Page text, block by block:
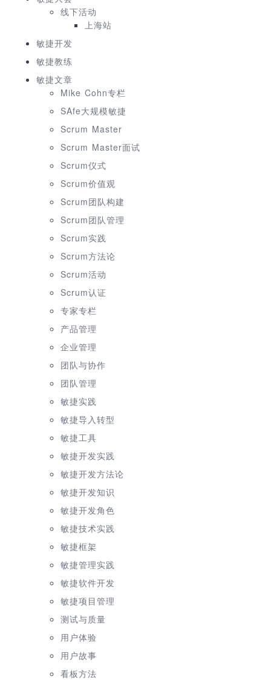
线下活动
上海站
敏捷开发
敏捷教练
敏捷文章
Mike Cohn专栏
SAfe大规模敏捷
Scrum Master
Scrum Master面试
Scrum仪式
Scrum价值观
Scrum团队构建
Scrum团队管理
Scrum实践
Scrum方法论
Scrum活动
Scrum认证
专家专栏
产品管理
企业管理
团队与协作
团队管理
敏捷实践
敏捷导入转型
敏捷工具
敏捷开发实践
敏捷开发方法论
敏捷开发知识
敏捷开发角色
敏捷技术实践
敏捷框架
敏捷管理实践
敏捷软件开发
敏捷项目管理
测试与质量
用户体验
用户故事
看板方法